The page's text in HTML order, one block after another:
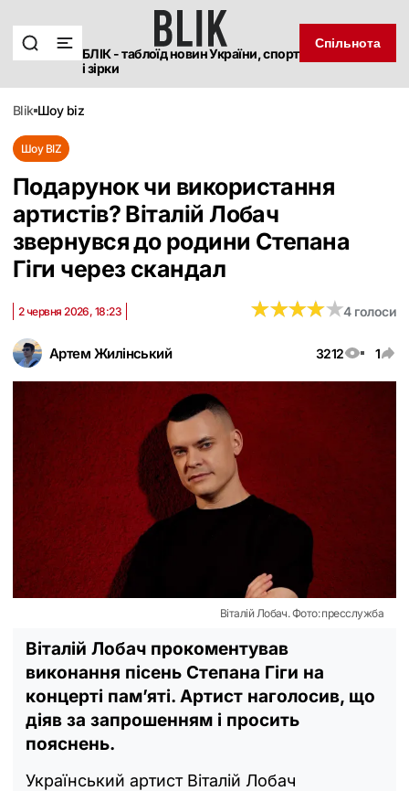
БЛІК - таблоїд новин України, спорт
і зірки
Спільнота
blik шоу biz
Шоу BIZ
Подарунок чи використання
артистів? Віталій Лобач
звернувся до родини Степана
Гіги через скандал
Артем Жилінський 3212 1
2 червня 2026, 18:23 ★★★★★
★★★★★4 голоси
Віталій Лобач. Фото: пресслужба
Віталій Лобач прокоментував
виконання пісень Степана Гіги на
концерті пам’яті. Артист наголосив, що
діяв за запрошенням і просить
пояснень.
Український артист Віталій Лобач